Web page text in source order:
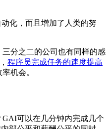
化，而且增加了人类的努
分之二的公司也有同样的感
程序员完成任务的速度提高
机会。
可以在几分钟内完成几个